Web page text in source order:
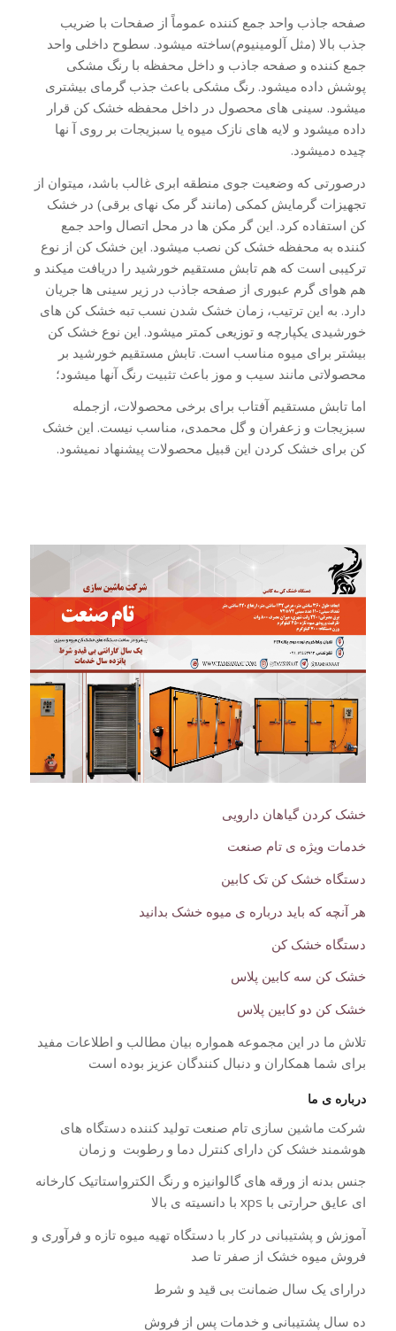
صفحه جاذب واحد جمع کننده عموماً از صفحات با ضریب
جذب بالا (مثل آلومینیوم)ساخته میشود. سطوح داخلی واحد
جمع کننده و صفحه جاذب و داخل محفظه با رنگ مشکی
پوشش داده میشود. رنگ مشکی باعث جذب گرمای بیشتری
میشود. سینی های محصول در داخل محفظه خشک کن قرار
داده میشود و لایه های نازک میوه یا سبزیجات بر روی آ نها
چیده دمیشود.
درصورتی که وضعیت جوی منطقه ابری غالب باشد، میتوان از
تجهیزات گرمایش کمکی (مانند گر مک نهای برقی) در خشک
کن استفاده کرد. این گر مکن ها در محل اتصال واحد جمع
کننده به محفظه خشک کن نصب میشود. این خشک کن از نوع
ترکیبی است که هم تابش مستقیم خورشید را دریافت میکند و
هم هوای گرم عبوری از صفحه جاذب در زیر سینی ها جریان
دارد. به این ترتیب، زمان خشک شدن نسب تبه خشک کن های
خورشیدی یکپارچه و توزیعی کمتر میشود. این نوع خشک کن
بیشتر برای میوه مناسب است. تابش مستقیم خورشید بر
محصولاتی مانند سیب و موز باعث تثبیت رنگ آنها میشود؛
اما تابش مستقیم آفتاب برای برخی محصولات، ازجمله
سبزیجات و زعفران و گل محمدی، مناسب نیست. این خشک
کن برای خشک کردن این قبیل محصولات پیشنهاد نمیشود.
خشک کردن گیاهان دارویی
خدمات ویژه ی تام صنعت
دستگاه خشک کن تک کابین
هر آنچه که باید درباره ی میوه خشک بدانید
دستگاه خشک کن
خشک کن سه کابین پلاس
خشک کن دو کابین پلاس
تلاش ما در این مجموعه همواره بیان مطالب و اطلاعات مفید
برای شما همکاران و دنبال کنندگان عزیز بوده است
درباره ی ما
شرکت ماشین سازی تام صنعت تولید کننده دستگاه های
هوشمند خشک کن دارای کنترل دما و رطوبت و زمان
جنس بدنه از ورقه های گالوانیزه و رنگ الکترواستاتیک کارخانه
ای عایق حرارتی با xps با دانسیته ی بالا
آموزش و پشتیبانی در کار با دستگاه تهیه میوه تازه و فرآوری و
فروش میوه خشک از صفر تا صد
درارای یک سال ضمانت بی قید و شرط
ده سال پشتیبانی و خدمات پس از فروش